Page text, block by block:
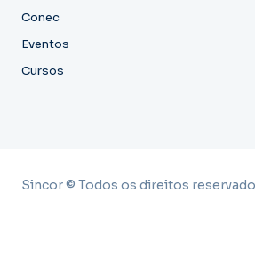
Conec
Eventos
Cursos
Sincor © Todos os direitos